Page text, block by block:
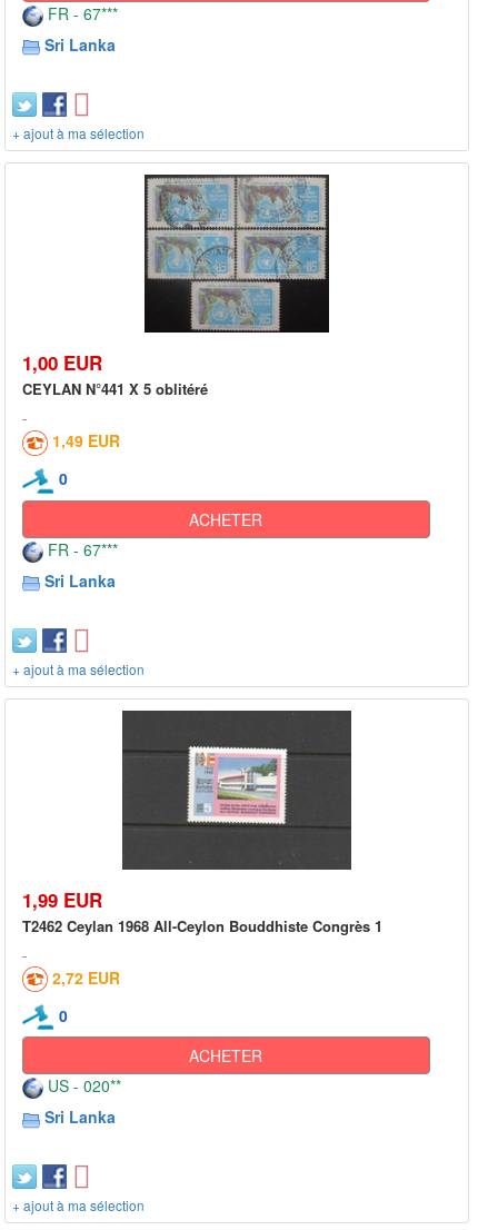
FR - 67***
Sri Lanka
+ ajout à ma sélection
1,00 EUR
CEYLAN N°441 X 5 oblitéré
1,49 EUR
0
ACHETER
FR - 67***
Sri Lanka
+ ajout à ma sélection
1,99 EUR
T2462 Ceylan 1968 All-Ceylon Bouddhiste Congrès 1
2,72 EUR
0
ACHETER
US - 020**
Sri Lanka
+ ajout à ma sélection